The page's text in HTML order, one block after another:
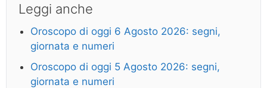
Leggi anche
Oroscopo di oggi 6 Agosto 2026: segni,
giornata e numeri
Oroscopo di oggi 5 Agosto 2026: segni,
giornata e numeri